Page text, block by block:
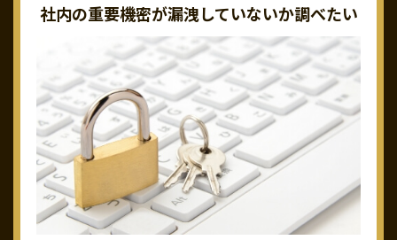
社内の重要機密が漏洩していないか調べたい